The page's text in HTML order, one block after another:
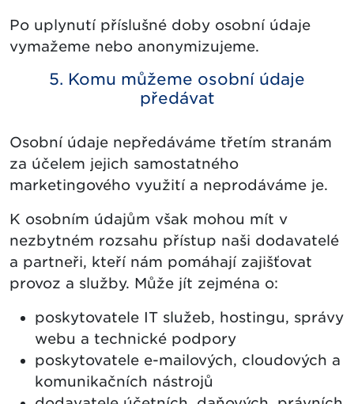
Po uplynutí příslušné doby osobní údaje
vymažeme nebo anonymizujeme.
5. Komu můžeme osobní údaje
předávat
Osobní údaje nepředáváme třetím stranám
za účelem jejich samostatného
marketingového využití a neprodáváme je.
K osobním údajům však mohou mít v
nezbytném rozsahu přístup naši dodavatelé
a partneři, kteří nám pomáhají zajišťovat
provoz a služby. Může jít zejména o:
poskytovatele IT služeb, hostingu, správy
webu a technické podpory
poskytovatele e-mailových, cloudových a
komunikačních nástrojů